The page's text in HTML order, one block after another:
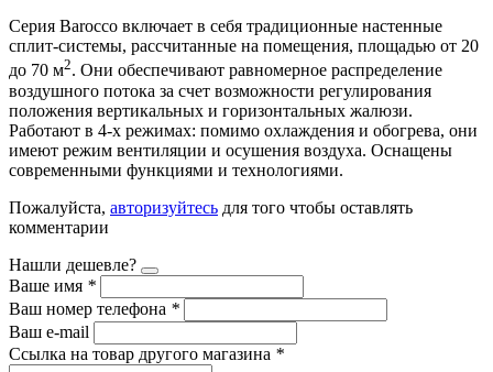
Серия Barocco включает в себя традиционные настенные
сплит-системы, рассчитанные на помещения, площадью от 20
до 70 м2. Они обеспечивают равномерное распределение
воздушного потока за счет возможности регулирования
положения вертикальных и горизонтальных жалюзи.
Работают в 4-х режимах: помимо охлаждения и обогрева, они
имеют режим вентиляции и осушения воздуха. Оснащены
современными функциями и технологиями.
Пожалуйста, авторизуйтесь для того чтобы оставлять
комментарии
Нашли дешевле?
Ваше имя *
Ваш номер телефона *
Ваш e-mail
Ссылка на товар другого магазина *